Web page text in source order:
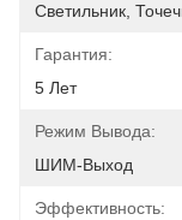
Светильник,
Гарантия:
5 Лет
Режим Вывода:
ШИМ-Выход
Эффективность: